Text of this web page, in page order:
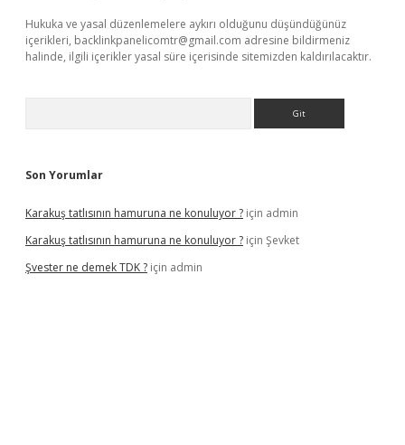
Hukuka ve yasal düzenlemelere aykırı olduğunu düşündüğünüz
içerikleri, backlinkpanelicomtr@gmail.com adresine bildirmeniz
halinde, ilgili içerikler yasal süre içerisinde sitemizden kaldırılacaktır.
Son Yorumlar
Karakuş tatlısının hamuruna ne konuluyor ? için admin
Karakuş tatlısının hamuruna ne konuluyor ? için Şevket
Şvester ne demek TDK ? için admin